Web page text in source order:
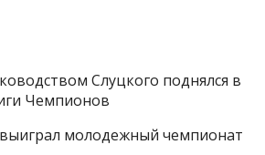
Слуцкого поднялся в
Чемпионов
выиграл молодежный чемпионат